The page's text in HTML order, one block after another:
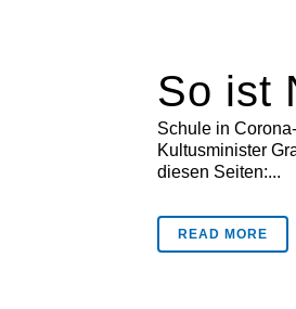
So ist
Schule in
Kultusminister
diesen Seiten:...
READ MORE